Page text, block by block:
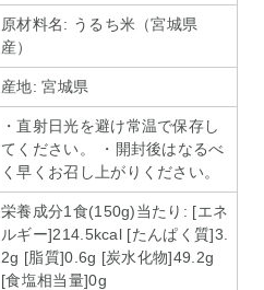
原材料名: うるち米（宮城県
産）
産地: 宮城県
・直射日光を避け常温で保存し
てください。 ・開封後はなるべ
く早くお召し上がりください。
栄養成分1食(150g)当たり: [エネ
ルギー]214.5kcal [たんぱく質]3.
2g [脂質]0.6g [炭水化物]49.2g
[食塩相当量]0g